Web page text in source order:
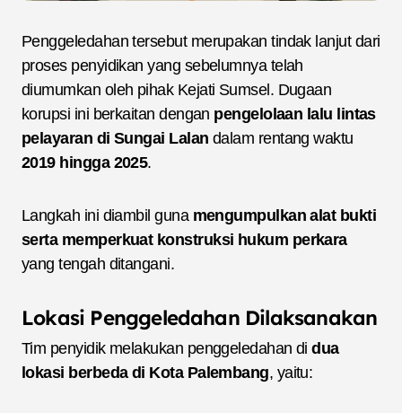
Penggeledahan tersebut merupakan tindak lanjut dari
proses penyidikan yang sebelumnya telah
diumumkan oleh pihak Kejati Sumsel. Dugaan
korupsi ini berkaitan dengan pengelolaan lalu lintas
pelayaran di Sungai Lalan dalam rentang waktu
2019 hingga 2025.
Langkah ini diambil guna mengumpulkan alat bukti
serta memperkuat konstruksi hukum perkara
yang tengah ditangani.
Lokasi Penggeledahan Dilaksanakan
Tim penyidik melakukan penggeledahan didua
lokasi berbeda di Kota Palembang, yaitu: